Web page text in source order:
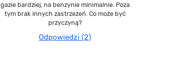
gazie bardziej, na benzynie minimalnie. Poza
tym brak innych zastrzeżeń. Co może być
przyczyną?
Odpowiedzi (2)